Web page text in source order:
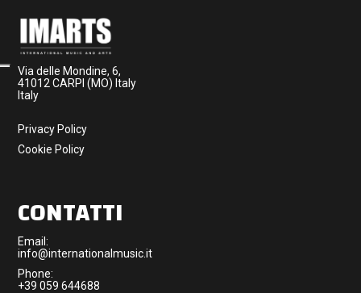
Via delle Mondine, 6,
41012 CARPI (MO) Italy
Italy
Privacy Policy
Cookie Policy
CONTATTI
Email:
info@internationalmusic.it
Phone:
+39 059 644688